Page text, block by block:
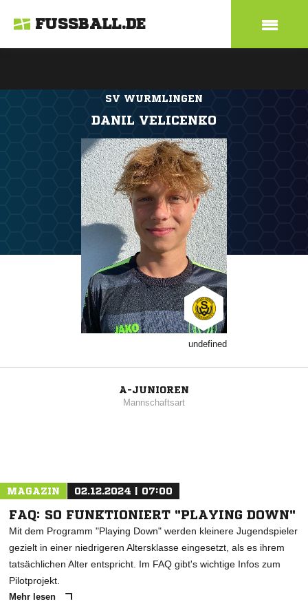
FUSSBALL.DE
SV WURMLINGEN
DANIL VELICENKO
undefined
A-JUNIOREN
Mannschaftsart
MAGAZIN 02.12.2024 | 07:00
FAQ: SO FUNKTIONIERT "PLAYING DOWN"
Mit dem Programm "Playing Down" werden kleinere Jugendspieler
gezielt in einer niedrigeren Altersklasse eingesetzt, als es ihrem
tatsächlichen Alter entspricht. Im FAQ gibt's wichtige Infos zum
Pilotprojekt.
Mehr lesen